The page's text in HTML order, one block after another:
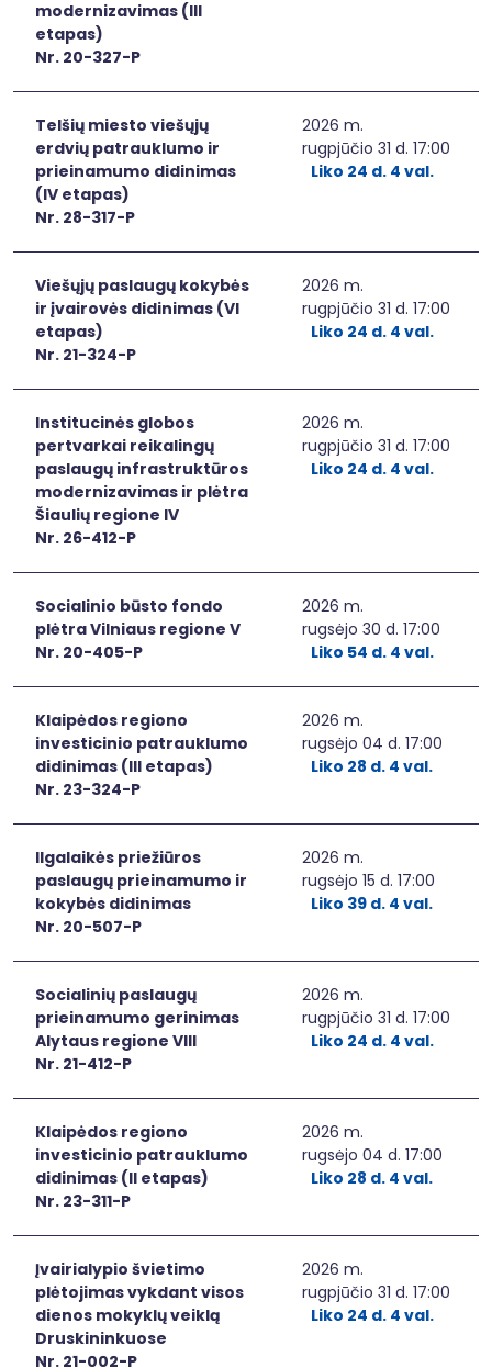
modernizavimas (III
etapas)
Nr. 20-327-P
Telšių miesto viešųjų
erdvių patrauklumo ir
prieinamumo didinimas
(IV etapas)
Nr. 28-317-P
2026 m.
rugpjūčio 31 d. 17:00
Liko 24 d. 4 val.
Viešųjų paslaugų kokybės
ir įvairovės didinimas (VI
etapas)
Nr. 21-324-P
2026 m.
rugpjūčio 31 d. 17:00
Liko 24 d. 4 val.
Institucinės globos
pertvarkai reikalingų
paslaugų infrastruktūros
modernizavimas ir plėtra
Šiaulių regione IV
Nr. 26-412-P
2026 m.
rugpjūčio 31 d. 17:00
Liko 24 d. 4 val.
Socialinio būsto fondo
plėtra Vilniaus regione V
Nr. 20-405-P
2026 m.
rugsėjo 30 d. 17:00
Liko 54 d. 4 val.
Klaipėdos regiono
investicinio patrauklumo
didinimas (III etapas)
Nr. 23-324-P
2026 m.
rugsėjo 04 d. 17:00
Liko 28 d. 4 val.
Ilgalaikės priežiūros
paslaugų prieinamumo ir
kokybės didinimas
Nr. 20-507-P
2026 m.
rugsėjo 15 d. 17:00
Liko 39 d. 4 val.
Socialinių paslaugų
prieinamumo gerinimas
Alytaus regione VIII
Nr. 21-412-P
2026 m.
rugpjūčio 31 d. 17:00
Liko 24 d. 4 val.
Klaipėdos regiono
investicinio patrauklumo
didinimas (II etapas)
Nr. 23-311-P
2026 m.
rugsėjo 04 d. 17:00
Liko 28 d. 4 val.
Įvairialypio švietimo
plėtojimas vykdant visos
dienos mokyklų veiklą
Druskininkuose
Nr. 21-002-P
2026 m.
rugpjūčio 31 d. 17:00
Liko 24 d. 4 val.